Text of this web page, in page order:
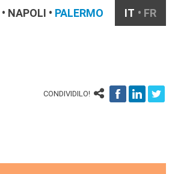
NAPOLI PALERMO IT FR
CONDIVIDILO!